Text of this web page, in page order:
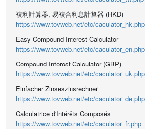
複利計算器, 易複合利息計算器 (HKD)
https://www.tovweb.net/etc/caculator_hk.php
Easy Compound Interest Calculator
https://www.tovweb.net/etc/caculator_en.php
Compound Interest Calculator (GBP)
https://www.tovweb.net/etc/caculator_uk.php
Einfacher Zinseszinsrechner
https://www.tovweb.net/etc/caculator_de.php
Calculatrice d'Intérêts Composés
https://www.tovweb.net/etc/caculator_fr.php